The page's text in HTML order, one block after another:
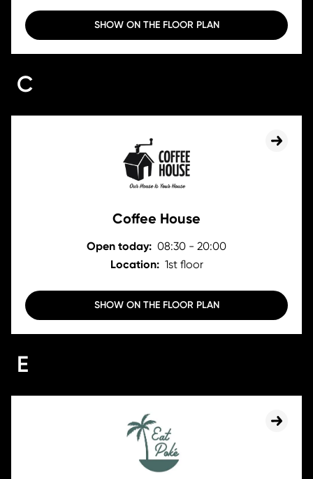
SHOW ON THE FLOOR PLAN
C
Coffee House
Open today: 08:30 - 20:00
Location: 1st floor
SHOW ON THE FLOOR PLAN
E